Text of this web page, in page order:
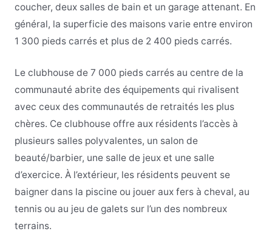
coucher, deux salles de bain et un garage attenant. En
général, la superficie des maisons varie entre environ
1 300 pieds carrés et plus de 2 400 pieds carrés.
Le clubhouse de 7 000 pieds carrés au centre de la
communauté abrite des équipements qui rivalisent
avec ceux des communautés de retraités les plus
chères. Ce clubhouse offre aux résidents l’accès à
plusieurs salles polyvalentes, un salon de
beauté/barbier, une salle de jeux et une salle
d’exercice. À l’extérieur, les résidents peuvent se
baigner dans la piscine ou jouer aux fers à cheval, au
tennis ou au jeu de galets sur l’un des nombreux
terrains.